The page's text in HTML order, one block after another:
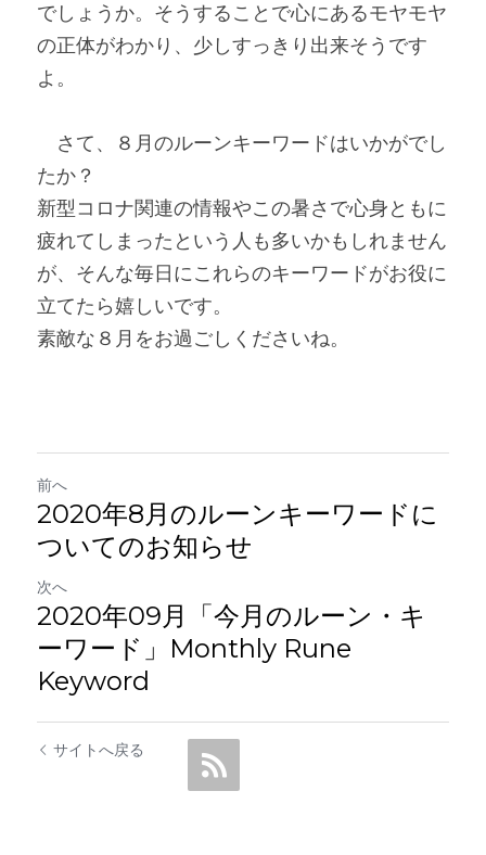
でしょうか。そうすることで心にあるモヤモヤ
の正体がわかり、少しすっきり出来そうです
よ。
さて、８月のルーンキーワードはいかがでし
たか？
新型コロナ関連の情報やこの暑さで心身ともに
疲れてしまったという人も多いかもしれません
が、そんな毎日にこれらのキーワードがお役に
立てたら嬉しいです。
素敵な８月をお過ごしくださいね。
前へ
2020年8月のルーンキーワードに
ついてのお知らせ
次へ
2020年09月「今月のルーン・キ
ーワード」Monthly Rune
Keyword
サイトへ戻る